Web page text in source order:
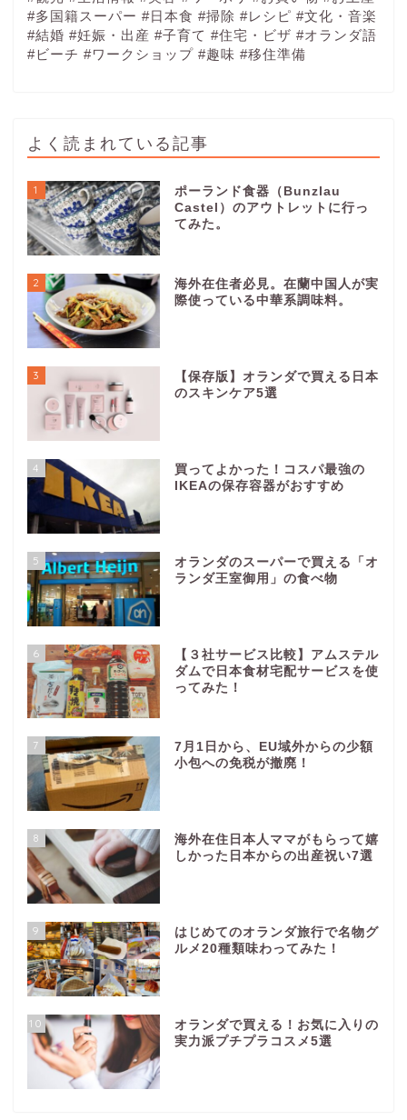
#多国籍スーパー #日本食 #掃除 #レシピ #文化・音楽
#結婚 #妊娠・出産 #子育て #住宅・ビザ #オランダ語
#ビーチ #ワークショップ #趣味 #移住準備
よく読まれている記事
1
ポーランド食器（Bunzlau
Castel）のアウトレットに行っ
てみた。
2
海外在住者必見。在蘭中国人が実
際使っている中華系調味料。
3
【保存版】オランダで買える日本
のスキンケア5選
4
買ってよかった！コスパ最強の
IKEAの保存容器がおすすめ
5
オランダのスーパーで買える「オ
ランダ王室御用」の食べ物
6
【３社サービス比較】アムステル
ダムで日本食材宅配サービスを使
ってみた！
7
7月1日から、EU域外からの少額
小包への免税が撤廃！
8
海外在住日本人ママがもらって嬉
しかった日本からの出産祝い7選
9
はじめてのオランダ旅行で名物グ
ルメ20種類味わってみた！
10
オランダで買える！お気に入りの
実力派プチプラコスメ5選